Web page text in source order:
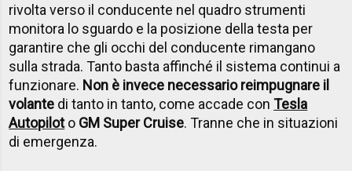
rivolta verso il conducente nel quadro strumenti
monitora lo sguardo e la posizione della testa per
garantire che gli occhi del conducente rimangano
sulla strada. Tanto basta affinché il sistema continui a
funzionare. Non è invece necessario reimpugnare il
volante di tanto in tanto, come accade conTesla
Autopiloto GM Super Cruise. Tranne che in situazioni
di emergenza.